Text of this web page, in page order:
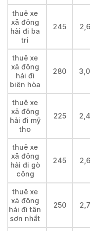
thuê xe
xã đông
hải đi ba
tri
245
thuê xe
xã đông
hải đi
biên hòa
280
thuê xe
xã đông
hải đi mỹ
tho
225
thuê xe
xã đông
hải đi gò
công
245
thuê xe
xã đông
hải đi tân
sơn nhất
250